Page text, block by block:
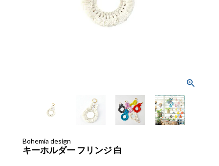
Bohemia design
キーホルダー フリンジ 白